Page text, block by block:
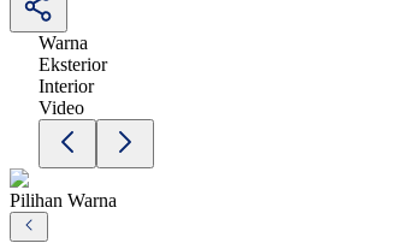
Warna
Eksterior
Interior
Video
Pilihan Warna